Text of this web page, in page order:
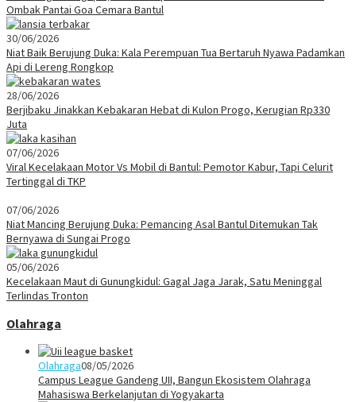
Ombak Pantai Goa Cemara Bantul
30/06/2026
Niat Baik Berujung Duka: Kala Perempuan Tua Bertaruh Nyawa Padamkan
Api di Lereng Rongkop
28/06/2026
Berjibaku Jinakkan Kebakaran Hebat di Kulon Progo, Kerugian Rp330
Juta
07/06/2026
Viral Kecelakaan Motor Vs Mobil di Bantul: Pemotor Kabur, Tapi Celurit
Tertinggal di TKP
07/06/2026
Niat Mancing Berujung Duka: Pemancing Asal Bantul Ditemukan Tak
Bernyawa di Sungai Progo
05/06/2026
Kecelakaan Maut di Gunungkidul: Gagal Jaga Jarak, Satu Meninggal
Terlindas Tronton
Olahraga
Olahraga08/05/2026
Campus League Gandeng UII, Bangun Ekosistem Olahraga
Mahasiswa Berkelanjutan di Yogyakarta